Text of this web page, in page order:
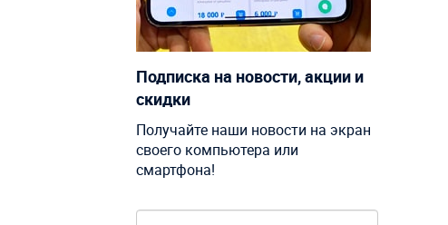
Подписка на новости, акции и
скидки
Получайте наши новости на экран
своего компьютера или
смартфона!